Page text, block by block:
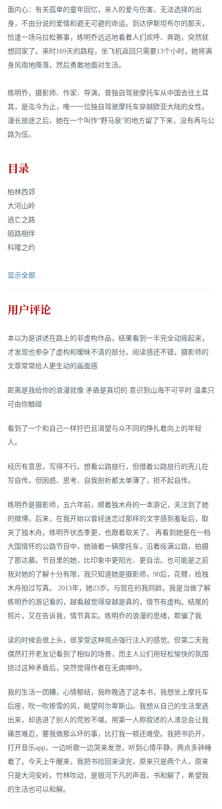
面内心：有关孤单的童年回忆，亲人的爱与伤害，无法选择的出
身，不由分说的爱情和避无可避的命运。到达伊斯坦布尔的那天，
恰逢一场马拉松赛事，练明乔远远地看着人们欢呼、奔跑，突然就
想回家了。来时169天的路程，坐飞机返回只需要13个小时，她将满
身风雨地降落，然后勇敢地面对生活。
练明乔，摄影师、作家、导演。曾独自驾驶摩托车从中国去往土耳
其，是迄今为止，唯一一位独自驾驶摩托车穿越欧亚大陆的女性。
漫长旅途之后，她在一个叫作“野马泉”的地方留了下来，没有再与公
路为伍。
目录
柏林西郊
大河山岭
逃亡之路
陌路相伴
科隆之约
显示全部
用户评论
本以为是讲述在路上的非虚构作品，结果看到一半完全动摇起来，
才发现也参杂了虚构和暧昧不清的部分。阅读感还不错，摄影师的
文章常常给人更生动的画面感
距离是我给你的浪漫就像 矛盾是真切的 意识到山海不可平时 温柔只
可由你触碰
看到了一个和自己一样拧巴且渴望与众不同的挣扎着向上的年轻
人。
经历有意思，写得不行。想看公路旅行，但借着公路旅行的壳儿在
写自传。但困惑、思考、自我剖析都太单薄了，担不起自传。
练明乔是摄影师，五六年前，顺着独木舟的一本游记，关注到了她
的微博。后来，在我开始以曾经迷恋过那样的文字感到羞耻后，取
关了独木舟。练明乔状态季更，也跟着取关了。 再看到她是在一档
大国情怀的公路节目中，她骑着一辆摩托车，沿着绥满公路，拍摄
了那达慕。节目里的她，比印象中更阳光、更自洽。也可能是之前
我对她的了解十分有限，我只知道她是摄影师，90后，花臂，给独
木舟拍过写真。 2013年，她23岁。与现在的我同龄。我是当做了解
练明乔的游记看的，越看越觉得穿越是真的，情节有虚构。结尾的
照片，又在告诉我，情节真实。练明乔的浪漫的思绪，欺骗了我
读的时候会很上头，很享受这种观点强行注入的感觉。但第二天我
偶然打开老友记看到了相似的场景，而主人公们用轻松愉快的氛围
掠过这种矛盾后，突然觉得作者在无病呻吟。
我的生活一团糟，心情郁结，我昨晚选了这本书，我想坐上摩托车
后座，吹一吹掺雪的风，眺望阿尔卑斯山。我想从自己的生活里逃
出来，却逃进了别人的荒败不堪。用第一人称叙述的人渣总会让我
痛苦难忍，要我做那么坏的事，比打我一顿还难受。我把书扔开，
打开音乐app，一边听歌一边哭来发泄，听到心情平静，两点多钟睡
着了。今天上午醒来，我把书捡回来读完，原来只是两个人，原来
只是大河安岭。竹林吹动，是银河下凡的声音。书和解了，希望我
的生活也可以和解。